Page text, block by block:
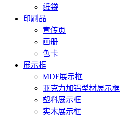
纸袋
印刷品
宣传页
画册
色卡
展示框
MDF展示框
亚克力加铝型材展示框
塑料展示框
实木展示框